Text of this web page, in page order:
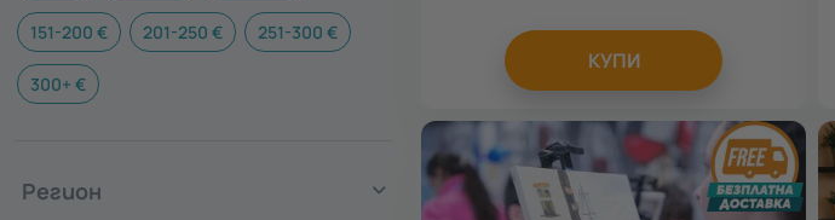
151-200 € 201-250 € 251-300 €
300+ €
Регион
КУПИ